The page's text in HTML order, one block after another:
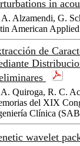
in
Alzamendi, G.
American
de
Quiroga, R. C.
del XIX
Clínica
wavelet